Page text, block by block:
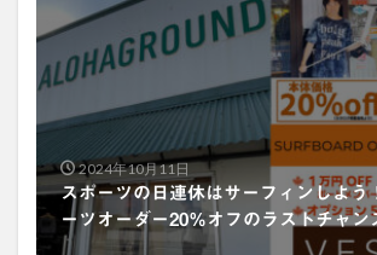
2024年10月11日
スポーツの日連休はサーフィンしよう
ーツオーダー20％オフのラストチャン